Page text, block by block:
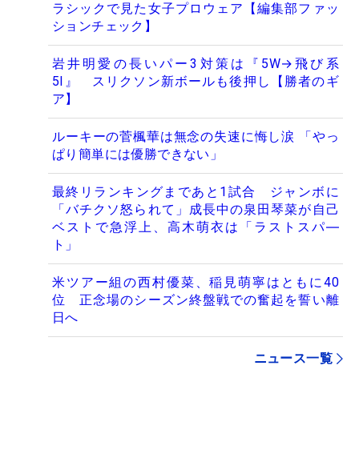
ラシックで見た女子プロウェア【編集部ファッ
ションチェック】
岩井明愛の長いパー3対策は『5W→飛び系
5I』 スリクソン新ボールも後押し【勝者のギ
ア】
ルーキーの菅楓華は無念の失速に悔し涙 「やっ
ぱり簡単には優勝できない」
最終リランキングまであと1試合 ジャンボに
「バチクソ怒られて」成長中の泉田琴菜が自己
ベストで急浮上、高木萌衣は「ラストスパ―
ト」
米ツアー組の西村優菜、稲見萌寧はともに40
位 正念場のシーズン終盤戦での奮起を誓い離
日へ
ニュース一覧